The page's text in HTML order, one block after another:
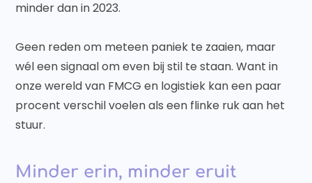
minder dan in 2023.
Geen reden om meteen paniek te zaaien, maar
wél een signaal om even bij stil te staan. Want in
onze wereld van FMCG en logistiek kan een paar
procent verschil voelen als een flinke ruk aan het
stuur.
Minder erin, minder eruit